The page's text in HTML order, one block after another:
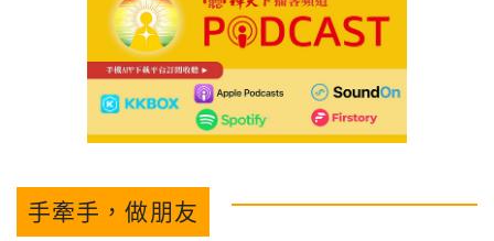
手牽手，做朋友